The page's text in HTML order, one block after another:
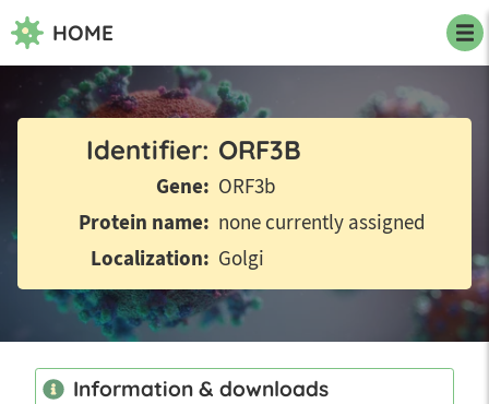
HOME
Identifier ORF3B
Gene ORF3b
Protein name none currently assigned
Localization
Golgi
Information & downloads